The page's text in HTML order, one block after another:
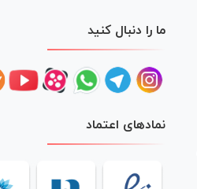
ما را دنبال کنید
نمادهای اعتماد